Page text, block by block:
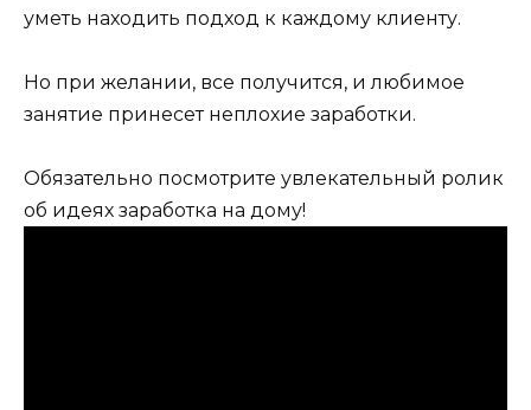
уметь находить подход к каждому клиенту.
Но при желании, все получится, и любимое
занятие принесет неплохие заработки.
Обязательно посмотрите увлекательный ролик
об идеях заработка на дому!